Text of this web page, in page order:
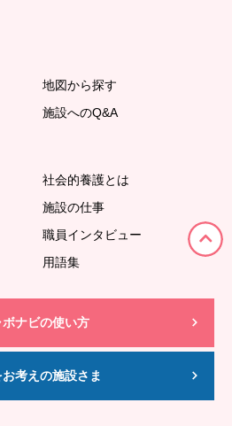
地図から探す
施設へのQ&A
社会的養護とは
施設の仕事
職員インタビュー
用語集
ボナビの使い方
考えの施設さま